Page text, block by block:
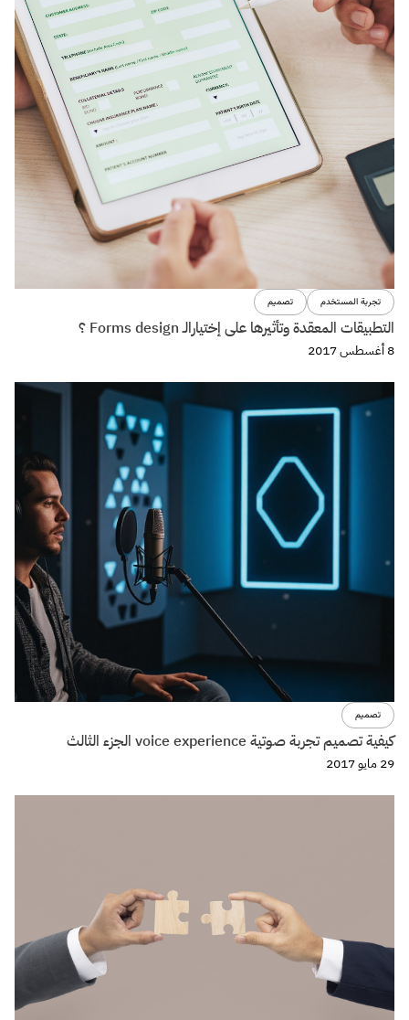
تجربة المستخدم تصميم
التطبيقات المعقدة وتأثيرها على إختيارالـ Forms design ؟
8 أغسطس 2017
تصميم
كيفية تصميم تجربة صوتية voice experience الجزء الثالث
29 مايو 2017